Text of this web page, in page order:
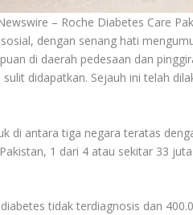
– Roche Diabetes Care
dengan senang hati
di daerah pedesaan dan
didapatkan. Sejauh ini telah
di antara tiga negara teratas
1 dari 4 atau sekitar 33
tidak terdiagnosis dan